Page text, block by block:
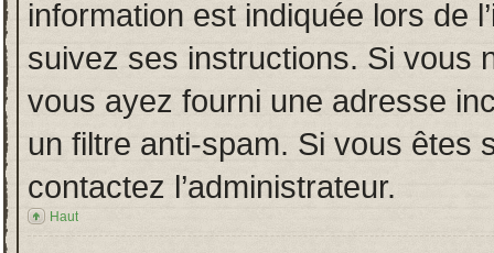
information est indiquée lors de
suivez ses instructions. Si vous
vous ayez fourni une adresse
un filtre anti-spam. Si vous êtes
contactez l’administrateur.
Haut